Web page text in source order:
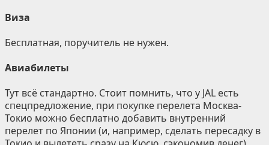
Виза
Бесплатная, поручитель не нужен.
Авиабилеты
Тут всё стандартно. Стоит помнить, что у JAL есть
спецпредложение, при покупке перелета Москва-
Токио можно бесплатно добавить внутренний
перелет по Японии (и, например, сделать пересадку в